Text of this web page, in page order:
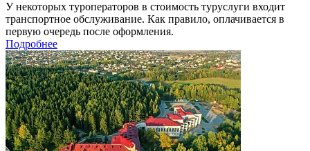
У некоторых туроператоров в стоимость туруслуги входит
транспортное обслуживание. Как правило, оплачивается в
первую очередь после оформления.
Подробнее